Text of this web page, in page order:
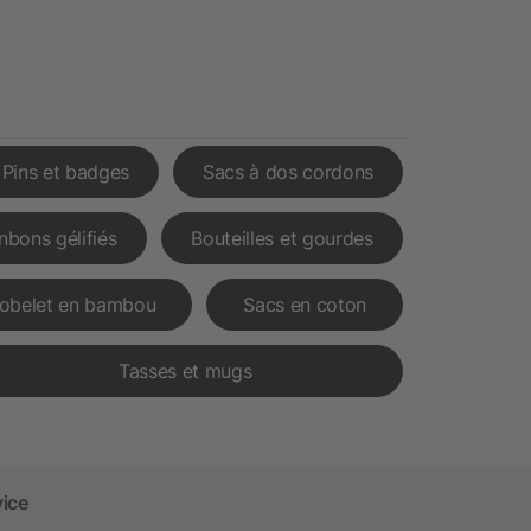
Pins et badges Sacs à dos cordons
gélifiés Bouteilles et gourdes
en bambou Sacs en coton
Tasses et mugs